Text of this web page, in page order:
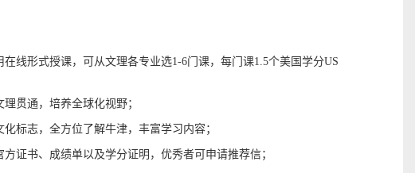
线形式授课，可从文理各专业选1-6门课，每门课1.5个美国学分US
贯通，培养全球化视野；
志，全方位了解牛津，丰富学习内容；
证书、成绩单以及学分证明，优秀者可申请推荐信；